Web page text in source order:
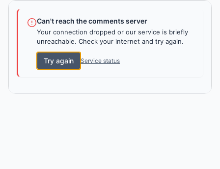
Can't reach the comments server
Your connection dropped or our service is briefly
unreachable. Check your internet and try again.
Try again Service status